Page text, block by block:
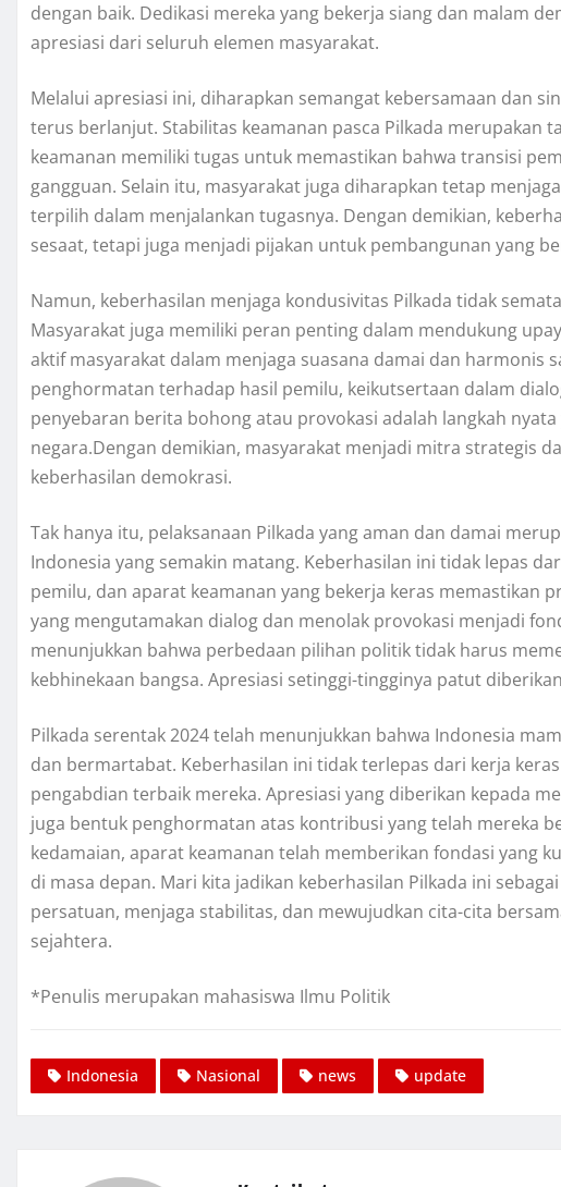
dengan baik. Dedikasi mereka yang bekerja siang dan malam
apresiasi dari seluruh elemen masyarakat.
Melalui apresiasi ini, diharapkan semangat kebersamaan dan
terus berlanjut. Stabilitas keamanan pasca Pilkada merupakan
keamanan memiliki tugas untuk memastikan bahwa transisi
gangguan. Selain itu, masyarakat juga diharapkan tetap
terpilih dalam menjalankan tugasnya. Dengan demikian,
sesaat, tetapi juga menjadi pijakan untuk pembangunan yang
Namun, keberhasilan menjaga kondusivitas Pilkada tidak
Masyarakat juga memiliki peran penting dalam mendukung
aktif masyarakat dalam menjaga suasana damai dan harmonis
penghormatan terhadap hasil pemilu, keikutsertaan dalam
penyebaran berita bohong atau provokasi adalah langkah
negara.Dengan demikian, masyarakat menjadi mitra strategis
keberhasilan demokrasi.
Tak hanya itu, pelaksanaan Pilkada yang aman dan damai
Indonesia yang semakin matang. Keberhasilan ini tidak lepas
pemilu, dan aparat keamanan yang bekerja keras memastikan
yang mengutamakan dialog dan menolak provokasi menjadi
menunjukkan bahwa perbedaan pilihan politik tidak harus
kebhinekaan bangsa. Apresiasi setinggi-tingginya patut
Pilkada serentak 2024 telah menunjukkan bahwa Indonesia
dan bermartabat. Keberhasilan ini tidak terlepas dari kerja
pengabdian terbaik mereka. Apresiasi yang diberikan kepada
juga bentuk penghormatan atas kontribusi yang telah mereka
kedamaian, aparat keamanan telah memberikan fondasi yang
di masa depan. Mari kita jadikan keberhasilan Pilkada ini
persatuan, menjaga stabilitas, dan mewujudkan cita-cita
sejahtera.
*Penulis merupakan mahasiswa Ilmu Politik
Indonesia Nasional news update